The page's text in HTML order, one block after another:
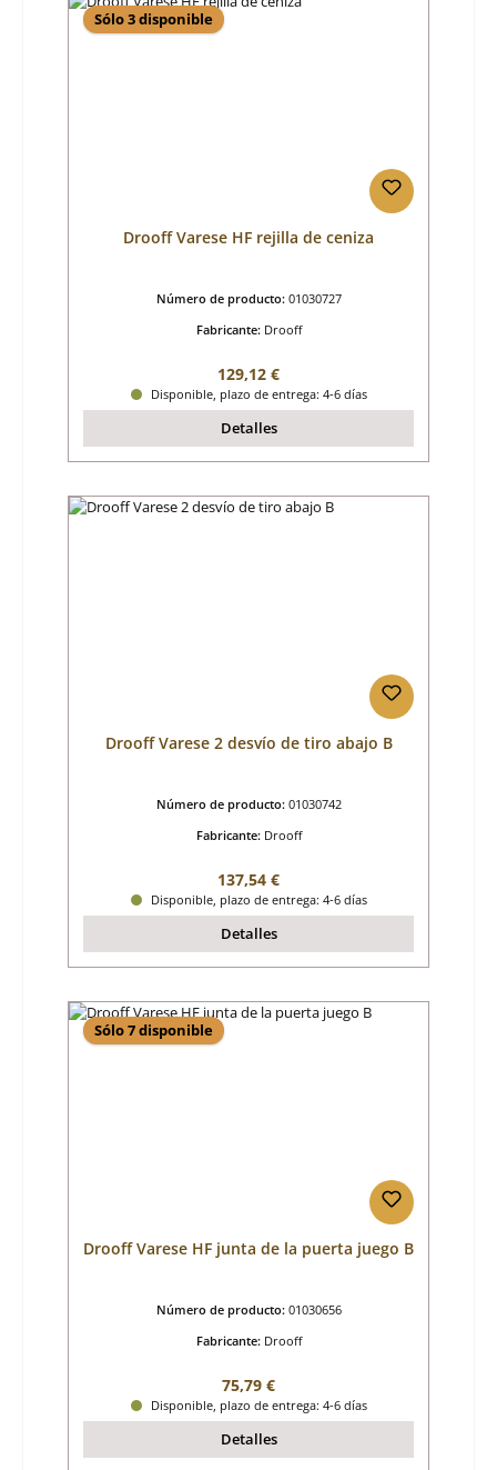
Sólo 3 disponible
Drooff Varese HF rejilla de ceniza
Número de producto: 01030727
Fabricante: Drooff
Precio normal:
129,12 €
Disponible, plazo de entrega: 4-6 días
Detalles
Drooff Varese 2 desvío de tiro abajo B
Número de producto: 01030742
Fabricante: Drooff
Precio normal:
137,54 €
Disponible, plazo de entrega: 4-6 días
Detalles
Sólo 7 disponible
Drooff Varese HF junta de la puerta juego B
Número de producto: 01030656
Fabricante: Drooff
Precio normal:
75,79 €
Disponible, plazo de entrega: 4-6 días
Detalles